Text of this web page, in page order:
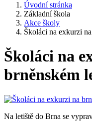
Úvodní stránka
Základní škola
Akce školy
Školáci na exkurzi
Školáci na
brněnském
Na letiště do Brna se